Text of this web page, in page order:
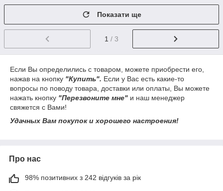
Показати ще
1 / 3
Если Вы определились с товаром, можете приобрести его,
нажав на кнопку "Купить". Если у Вас есть какие-то
вопросы по поводу товара, доставки или оплаты, Вы можете
нажать кнопку "Перезвоните мне" и наш менеджер
свяжется с Вами!
Удачных Вам покупок и хорошего настроения!
Про нас
98% позитивних з 242 відгуків за рік